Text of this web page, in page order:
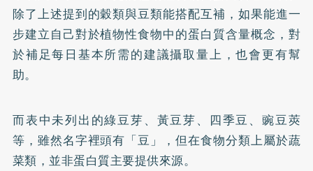
除了上述提到的穀類與豆類能搭配互補，如果能進一
步建立自己對於植物性食物中的蛋白質含量概念，對
於補足每日基本所需的建議攝取量上，也會更有幫
助。
而表中未列出的綠豆芽、黃豆芽、四季豆、豌豆莢
等，雖然名字裡頭有「豆」，但在食物分類上屬於蔬
菜類，並非蛋白質主要提供來源。